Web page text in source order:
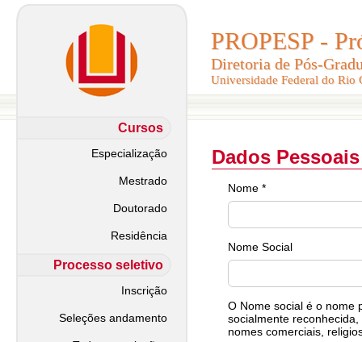
PROPESP -
Diretoria de Pós-
Universidade Federal do Rio
PROPESP -
Diretoria de Pós-
Universidade Federal do Rio
Cursos
Especialização
Mestrado
Doutorado
Residência
Processo seletivo
Inscrição
Seleções andamento
Dados Pessoais
Nome *
Nome Social
O Nome social é o nome
socialmente
nomes comerciais,